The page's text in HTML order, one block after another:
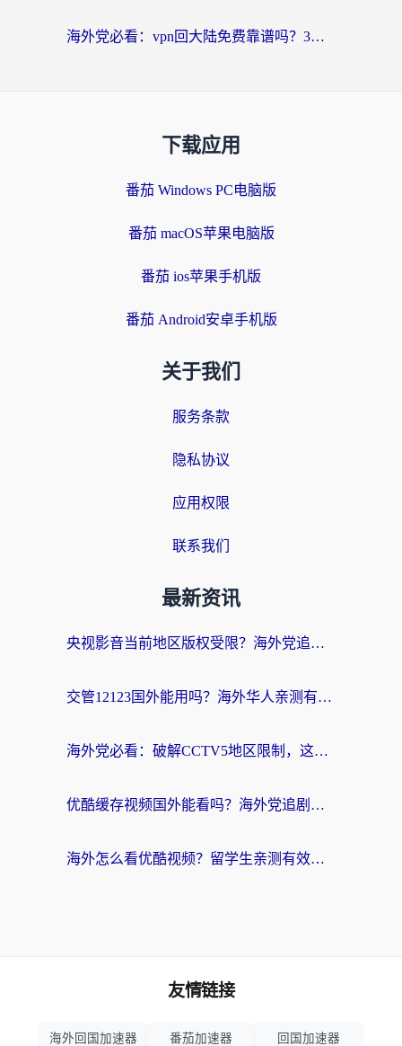
海外党必看：vpn回大陆免费靠谱吗？3步选对加速器实现无缝刷国内资源
下载应用
番茄 Windows PC电脑版
番茄 macOS苹果电脑版
番茄 ios苹果手机版
番茄 Android安卓手机版
关于我们
服务条款
隐私协议
应用权限
联系我们
最新资讯
央视影音当前地区版权受限？海外党追剧看片的终极解决方案来了
交管12123国外能用吗？海外华人亲测有效的回国加速器选择指南
海外党必看：破解CCTV5地区限制，这样看欧洲杯奥运直播才够爽！
优酷缓存视频国外能看吗？海外党追剧看片的终极解决方案来了
海外怎么看优酷视频？留学生亲测有效的回国加速器选择指南
友情链接
海外回国加速器 番茄加速器 回国加速器